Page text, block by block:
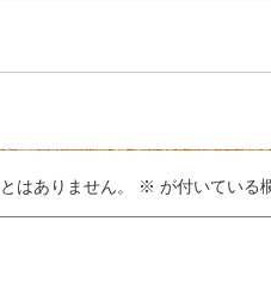
はありません。 ※ が付いている